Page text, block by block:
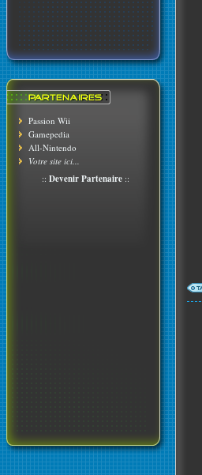
Passion Wii
Gamepedia
All-Nintendo
Votre site ici...
:: Devenir Partenaire ::